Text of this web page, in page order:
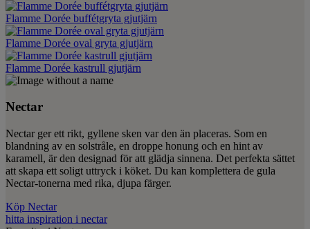
Flamme Dorée buffétgryta gjutjärn
Flamme Dorée oval gryta gjutjärn
Flamme Dorée kastrull gjutjärn
Nectar
Nectar ger ett rikt, gyllene sken var den än placeras. Som en
blandning av en solstråle, en droppe honung och en hint av
karamell, är den designad för att glädja sinnena. Det perfekta sättet
att skapa ett soligt uttryck i köket. Du kan komplettera de gula
Nectar-tonerna med rika, djupa färger.
Köp Nectar
hitta inspiration i nectar